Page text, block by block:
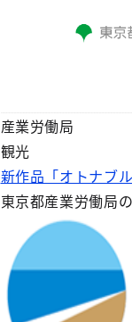
産業労働局
観光
新作品「オトナブ
東京都産業労働局